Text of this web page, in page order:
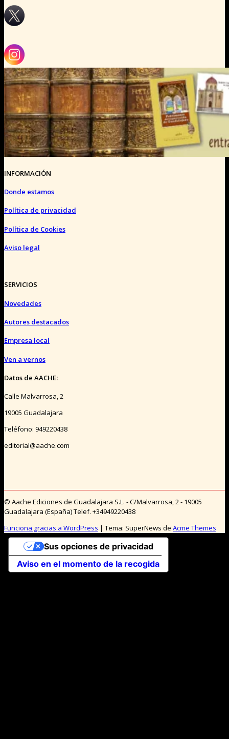
INFORMACIÓN
Donde estamos
Política de privacidad
Política de Cookies
Aviso legal
SERVICIOS
Novedades
Autores destacados
Empresa local
Ven a vernos
Datos de AACHE:
Calle Malvarrosa, 2
19005 Guadalajara
Teléfono: 949220438
editorial@aache.com
© Aache Ediciones de Guadalajara S.L. - C/Malvarrosa, 2 - 19005
Guadalajara (España) Telef. +34949220438
Funciona gracias a WordPress | Tema: SuperNews de Acme Themes
Aviso en el momento de la recogida
Sus opciones de privacidad